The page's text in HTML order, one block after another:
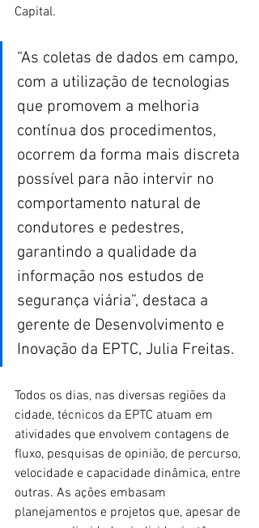
Capital.
“As coletas de dados em campo,
com a utilização de tecnologias
que promovem a melhoria
contínua dos procedimentos,
ocorrem da forma mais discreta
possível para não intervir no
comportamento natural de
condutores e pedestres,
garantindo a qualidade da
informação nos estudos de
segurança viária”, destaca a
gerente de Desenvolvimento e
Inovação da EPTC, Julia Freitas.
Todos os dias, nas diversas regiões da
cidade, técnicos da EPTC atuam em
atividades que envolvem contagens de
fluxo, pesquisas de opinião, de percurso,
velocidade e capacidade dinâmica, entre
outras. As ações embasam
planejamentos e projetos que, apesar de